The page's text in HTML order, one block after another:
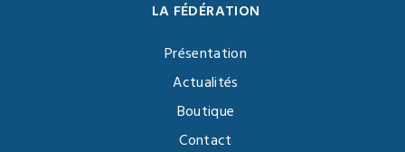
LA FÉDÉRATION
Présentation
Actualités
Boutique
Contact